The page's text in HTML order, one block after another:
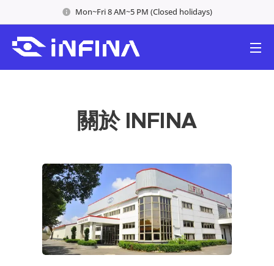
Mon~Fri 8 AM~5 PM (Closed holidays)
關於 INFINA